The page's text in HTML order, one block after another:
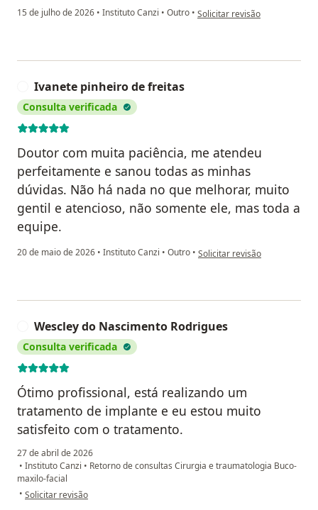
15 de julho de 2026 • Instituto Canzi • Outro • na opinião do utilizador Maria
Solicitar revisão
Ivanete pinheiro de freitas
Consulta verificada
Doutor com muita paciência, me atendeu
perfeitamente e sanou todas as minhas
dúvidas. Não há nada no que melhorar, muito
gentil e atencioso, não somente ele, mas toda a
equipe.
20 de maio de 2026 • Instituto Canzi • Outro • na opinião do utilizador
Solicitar revisão
Wescley do Nascimento Rodrigues
Consulta verificada
Ótimo profissional, está realizando um
tratamento de implante e eu estou muito
satisfeito com o tratamento.
27 de abril de 2026
• Instituto Canzi • Retorno de consultas Cirurgia e traumatologia Buco-
maxilo-facial
• na opinião do utilizador Wescley do Nascimento Rodrigues
Solicitar revisão